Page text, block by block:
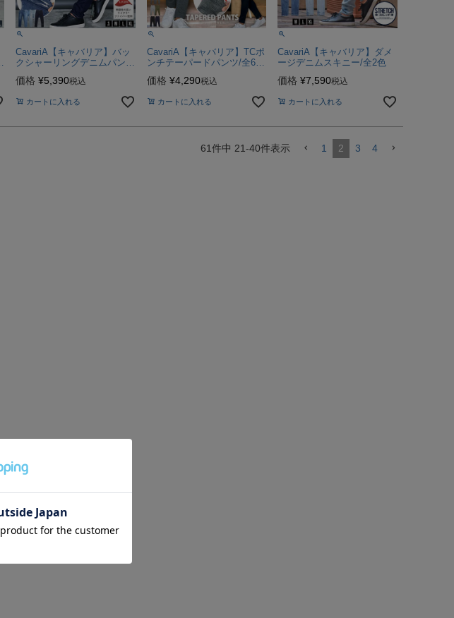
CavariA【キャバリア】バッ
クシャーリングデニムパン
価格 ¥5,390税込
カートに入れる
CavariA【キャバリア】TCポ
ンチテーパードパンツ/全6色
価格 ¥4,290税込
カートに入れる
CavariA【キャバリア】ダメ
ージデニムスキニー/全2色
価格 ¥7,590税込
カートに入れる
61件中 21-40件表示 1 2 3 4